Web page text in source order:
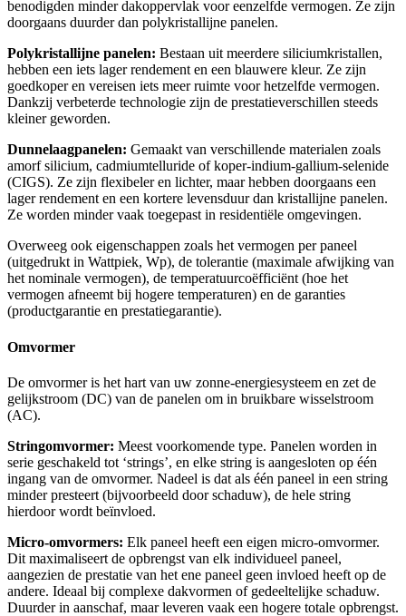
benodigden minder dakoppervlak voor eenzelfde vermogen. Ze zijn
doorgaans duurder dan polykristallijne panelen.
Polykristallijne panelen: Bestaan uit meerdere siliciumkristallen,
hebben een iets lager rendement en een blauwere kleur. Ze zijn
goedkoper en vereisen iets meer ruimte voor hetzelfde vermogen.
Dankzij verbeterde technologie zijn de prestatieverschillen steeds
kleiner geworden.
Dunnelaagpanelen: Gemaakt van verschillende materialen zoals
amorf silicium, cadmiumtelluride of koper-indium-gallium-selenide
(CIGS). Ze zijn flexibeler en lichter, maar hebben doorgaans een
lager rendement en een kortere levensduur dan kristallijne panelen.
Ze worden minder vaak toegepast in residentiële omgevingen.
Overweeg ook eigenschappen zoals het vermogen per paneel
(uitgedrukt in Wattpiek, Wp), de tolerantie (maximale afwijking van
het nominale vermogen), de temperatuurcoëfficiënt (hoe het
vermogen afneemt bij hogere temperaturen) en de garanties
(productgarantie en prestatiegarantie).
Omvormer
De omvormer is het hart van uw zonne-energiesysteem en zet de
gelijkstroom (DC) van de panelen om in bruikbare wisselstroom
(AC).
Stringomvormer: Meest voorkomende type. Panelen worden in
serie geschakeld tot ‘strings’, en elke string is aangesloten op één
ingang van de omvormer. Nadeel is dat als één paneel in een string
minder presteert (bijvoorbeeld door schaduw), de hele string
hierdoor wordt beïnvloed.
Micro-omvormers: Elk paneel heeft een eigen micro-omvormer.
Dit maximaliseert de opbrengst van elk individueel paneel,
aangezien de prestatie van het ene paneel geen invloed heeft op de
andere. Ideaal bij complexe dakvormen of gedeeltelijke schaduw.
Duurder in aanschaf, maar leveren vaak een hogere totale opbrengst.